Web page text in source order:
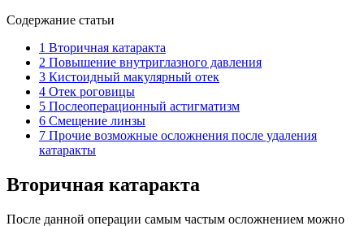
Содержание статьи
1 Вторичная катаракта
2 Повышение внутриглазного давления
3 Кистоидный макулярный отек
4 Отек роговицы
5 Послеоперационный астигматизм
6 Смещение линзы
7 Прочие возможные осложнения после удаления
катаракты
Вторичная катаракта
После данной операции самым частым осложнением можно